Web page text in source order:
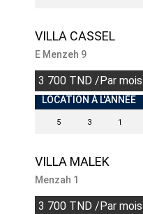
VILLA CASSEL
E Menzeh 9
3 700 TND /Par mois
INDISPONIBLE
LOCATION À L'ANNÉE
5 3 1
VILLA MALEK
Menzah 1
3 700 TND /Par mois